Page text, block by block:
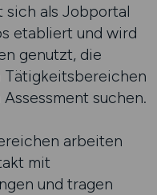
sich als Jobportal
etabliert und wird
genutzt, die
Tätigkeitsbereichen
suchen.
arbeiten
mit
und tragen